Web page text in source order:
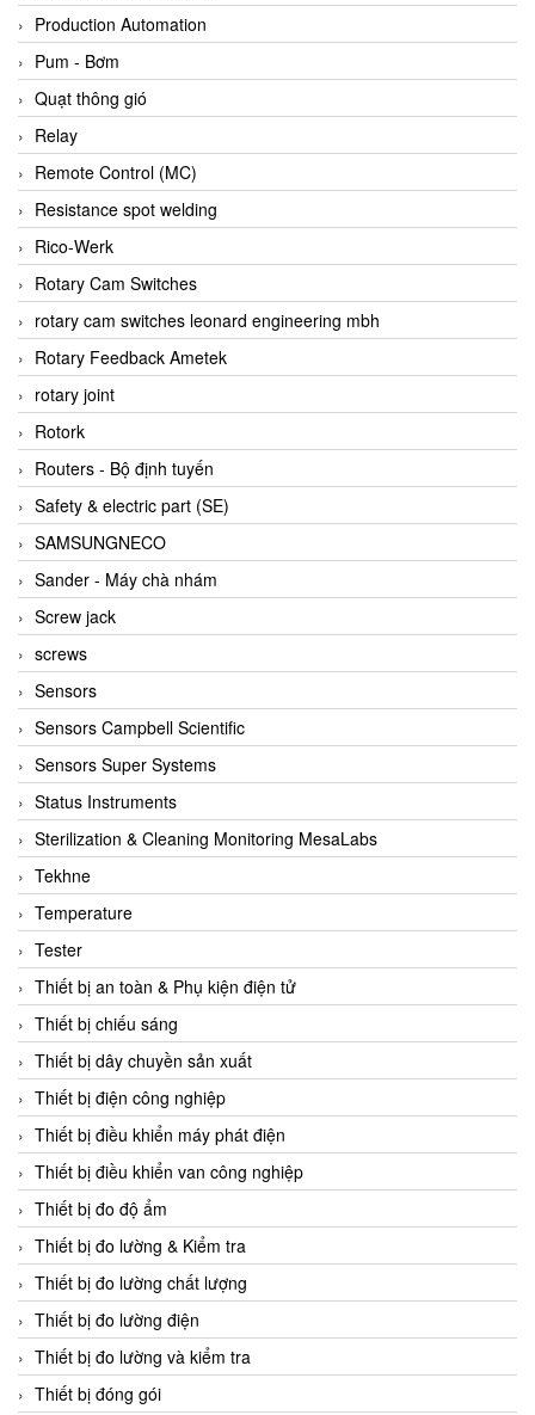
BK Vibro
Black Box
BlackBox Vietnam
BLAGDON PUMP
Bloom Engineering
Boneng
Bopp & Reuther Messtechnik
Bosch
Boydcorp
BRAUN Vietnam
Brinkmann Pumpen
BRONKHORST
Brook Instrument
Brooks Instrument Vietnam
Buhler
BURLING INSTRUMENTS
Burster
BUSCHJOST
Calectro
Campbell Scientific
Canneed Vietnam
Cantoni
CAPS
CAREL Parts
CCS
CD Automation
CEAG Sicherheitst
CEIA Vietnam
Celduc Vietnam
Cemb
Centec GmbH
CEQUBE
CHAUVIN ARNOUX
Checkline
Chino
Chiyoda Seiki
Chiyoda-Tsusho
Chongqing Huaneng
Production Automation
Pum - Bơm
Quạt thông gió
Relay
Remote Control (MC)
Resistance spot welding
Rico-Werk
Rotary Cam Switches
rotary cam switches leonard engineering mbh
Rotary Feedback Ametek
rotary joint
Rotork
Routers - Bộ định tuyến
Safety & electric part (SE)
SAMSUNGNECO
Sander - Máy chà nhám
Screw jack
screws
Sensors
Sensors Campbell Scientific
Sensors Super Systems
Status Instruments
Sterilization & Cleaning Monitoring MesaLabs
Tekhne
Temperature
Tester
Thiết bị an toàn & Phụ kiện điện tử
Thiết bị chiếu sáng
Thiết bị dây chuyền sản xuất
Thiết bị điện công nghiệp
Thiết bị điều khiển máy phát điện
Thiết bị điều khiển van công nghiệp
Thiết bị đo độ ẩm
Thiết bị đo lường & Kiểm tra
Thiết bị đo lường chất lượng
Thiết bị đo lường điện
Thiết bị đo lường và kiểm tra
Thiết bị đóng gói